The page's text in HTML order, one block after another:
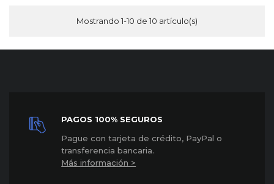
Mostrando 1-10 de 10 artículo(s)
PAGOS 100% SEGUROS
Pague con tarjeta de crédito, PayPal o
transferencia bancaria.
Más información >